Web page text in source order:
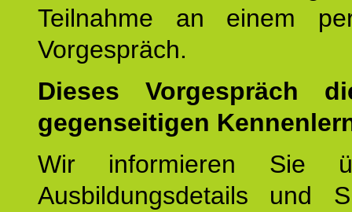
Teilnahme an einem
Vorgespräch.
Dieses Vorgespräch
gegenseitigen
Wir informieren Sie
Ausbildungsdetails und